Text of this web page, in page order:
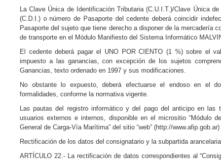
La Clave Única de Identificación Tributaria (C.U.I.T.)/Clave Única
(C.D.I.) o número de Pasaporte del cedente deberá coincidir
Pasaporte del sujeto que tiene derecho a disponer de la mercadería
de transporte en el Módulo Manifiesto del Sistema Informático
El cedente deberá pagar el UNO POR CIENTO (1 %) sobre el
impuesto a las ganancias, con excepción de los sujetos
Ganancias, texto ordenado en 1997 y sus modificaciones.
No obstante lo expuesto, deberá efectuarse el endoso en el
formalidades, conforme la normativa vigente.
Las pautas del registro informático y del pago del anticipo en las
usuarios externos e internos, disponible en el micrositio “Módulo
General de Carga-Vía Marítima” del sitio “web” (http://
Rectificación de los datos del consignatario y la subpartida arancelaria
ARTÍCULO 22.- La rectificación de datos correspondientes al